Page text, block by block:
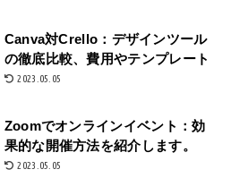
Canva対Crello：デザインツール
の徹底比較、費用やテンプレート
2023.05.05
Zoomでオンラインイベント：効
果的な開催方法を紹介します。
2023.05.05